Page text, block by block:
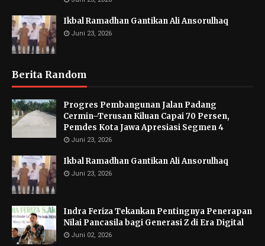
Ikbal Ramadhan Gantikan Ali Ansorulhaq
Juni 23, 2026
Berita Random
Progres Pembangunan Jalan Padang
Cermin–Terusan Kiluan Capai 70 Persen,
Pemdes Kota Jawa Apresiasi Segmen 4
Juni 23, 2026
Ikbal Ramadhan Gantikan Ali Ansorulhaq
Juni 23, 2026
Indra Feriza Tekankan Pentingnya Penerapan
Nilai Pancasila bagi Generasi Z di Era Digital
Juni 02, 2026